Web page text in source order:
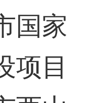
国家
项目